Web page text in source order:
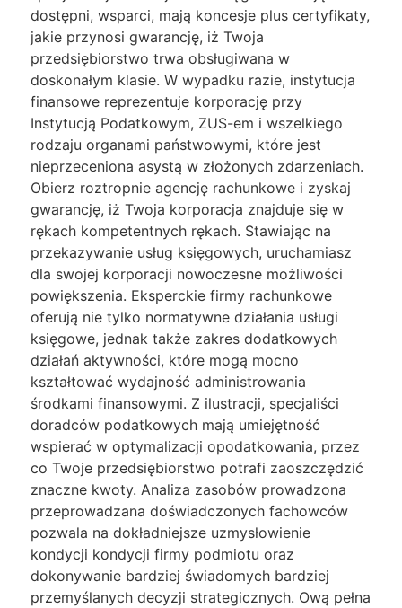
dostępni, wsparci, mają koncesje plus certyfikaty,
jakie przynosi gwarancję, iż Twoja
przedsiębiorstwo trwa obsługiwana w
doskonałym klasie. W wypadku razie, instytucja
finansowe reprezentuje korporację przy
Instytucją Podatkowym, ZUS-em i wszelkiego
rodzaju organami państwowymi, które jest
nieprzeceniona asystą w złożonych zdarzeniach.
Obierz roztropnie agencję rachunkowe i zyskaj
gwarancję, iż Twoja korporacja znajduje się w
rękach kompetentnych rękach. Stawiając na
przekazywanie usług księgowych, uruchamiasz
dla swojej korporacji nowoczesne możliwości
powiększenia. Eksperckie firmy rachunkowe
oferują nie tylko normatywne działania usługi
księgowe, jednak także zakres dodatkowych
działań aktywności, które mogą mocno
kształtować wydajność administrowania
środkami finansowymi. Z ilustracji, specjaliści
doradców podatkowych mają umiejętność
wspierać w optymalizacji opodatkowania, przez
co Twoje przedsiębiorstwo potrafi zaoszczędzić
znaczne kwoty. Analiza zasobów prowadzona
przeprowadzana doświadczonych fachowców
pozwala na dokładniejsze uzmysłowienie
kondycji kondycji firmy podmiotu oraz
dokonywanie bardziej świadomych bardziej
przemyślanych decyzji strategicznych. Ową pełna